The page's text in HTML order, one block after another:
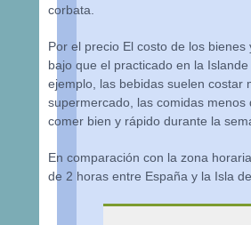
corbata.
Por el precio El costo de los bienes
bajo que el practicado en la
ejemplo, las bebidas suelen costar
supermercado, las comidas menos
comer bien y rápido durante la
En comparación con la zona
de 2 horas entre España y la Isla